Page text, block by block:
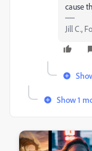
cause
Jill C.,
Show 1